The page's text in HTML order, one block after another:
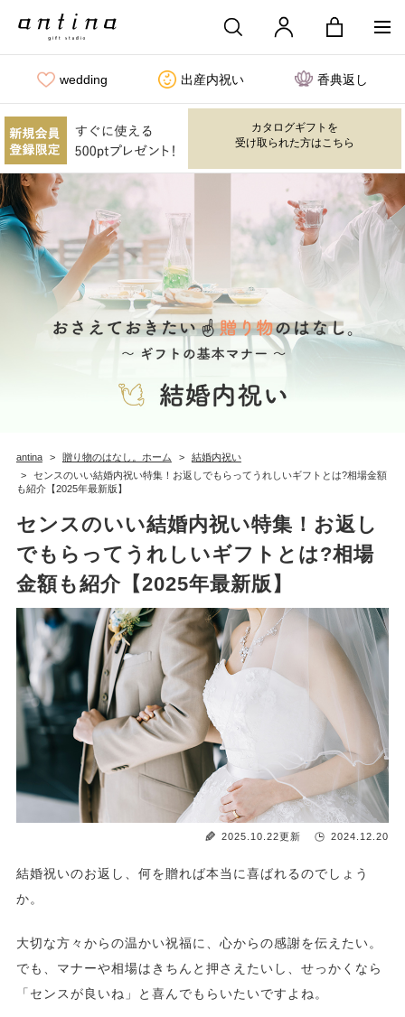
wedding 出産内祝い 香典返し
カタログギフトを
受け取られた方はこちら
antina 贈り物のはなし。ホーム
結婚内祝い
センスのいい結婚内祝い特集！お返しでもらってうれしいギフトとは?相場金額
も紹介【2025年最新版】
センスのいい結婚内祝い特集！お返し
でもらってうれしいギフトとは?相場
金額も紹介【2025年最新版】
2025.10.22更新 2024.12.20
結婚祝いのお返し、何を贈れば本当に喜ばれるのでしょう
か。
大切な方々からの温かい祝福に、心からの感謝を伝えたい。
でも、マナーや相場はきちんと押さえたいし、せっかくなら
「センスが良いね」と喜んでもらいたいですよね。